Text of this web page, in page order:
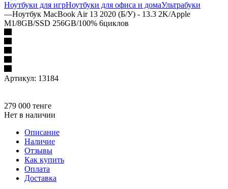
Ноутбуки для игрНоутбуки для офиса и домаУльтрабуки
—Ноутбук MacBook Air 13 2020 (Б/У) - 13.3 2K/Apple
M1/8GB/SSD 256GB/100% 6циклов
Артикул: 13184
279 000 тенге
Нет в наличии
Описание
Наличие
Отзывы
Как купить
Оплата
Доставка